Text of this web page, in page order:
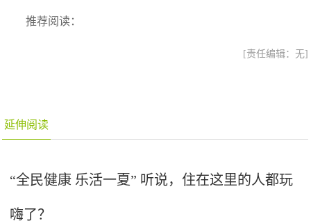
推荐阅读：
[责任编辑：无]
延伸阅读
“全民健康 乐活一夏” 听说，住在这里的人都玩
嗨了？